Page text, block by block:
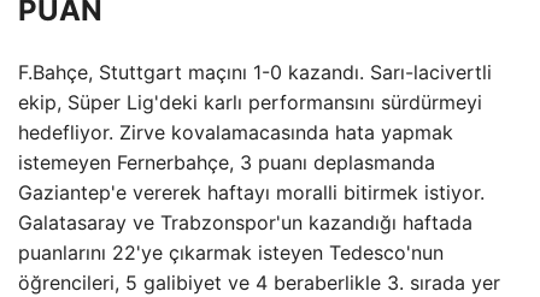
PUAN
F.Bahçe, Stuttgart maçını 1-0 kazandı. Sarı-lacivertli
ekip, Süper Lig'deki karlı performansını sürdürmeyi
hedefliyor. Zirve kovalamacasında hata yapmak
istemeyen Fernerbahçe, 3 puanı deplasmanda
Gaziantep'e vererek haftayı moralli bitirmek istiyor.
Galatasaray ve Trabzonspor'un kazandığı haftada
puanlarını 22'ye çıkarmak isteyen Tedesco'nun
öğrencileri, 5 galibiyet ve 4 beraberlikle 3. sırada yer